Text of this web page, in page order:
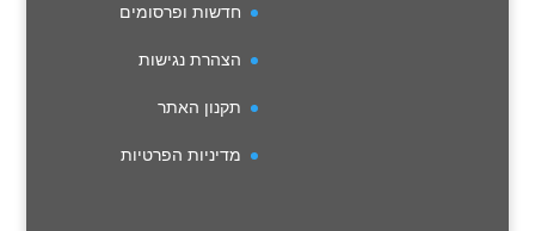
חדשות ופרסומים
הצהרת נגישות
תקנון האתר
מדיניות הפרטיות